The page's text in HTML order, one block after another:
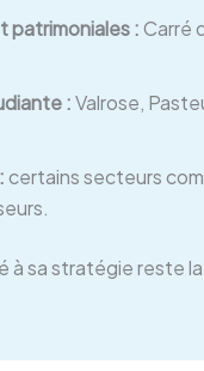
patrimoniales :Carré
:Valrose,
certains secteurs
à sa stratégie reste